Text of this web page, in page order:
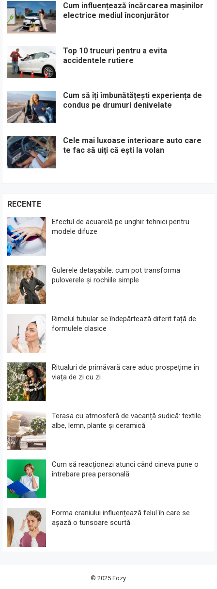
Cum influențează încărcarea mașinilor
electrice mediul înconjurător
Top 10 trucuri pentru a evita
accidentele rutiere
Cum să îți îmbunătățești experiența de
condus pe drumuri denivelate
Cele mai luxoase interioare auto care
te fac să uiți că ești la volan
RECENTE
Efectul de acuarelă pe unghii: tehnici pentru
modele difuze
Gulerele detașabile: cum pot transforma
puloverele și rochiile simple
Rimelul tubular se îndepărtează diferit față de
formulele clasice
Ritualuri de primăvară care aduc prospețime în
viața de zi cu zi
Terasa cu atmosferă de vacanță sudică: textile
albe, lemn, plante și ceramică
Cum să reacționezi atunci când cineva pune o
întrebare prea personală
Forma craniului influențează felul în care se
așază o tunsoare scurtă
© 2025Fozy